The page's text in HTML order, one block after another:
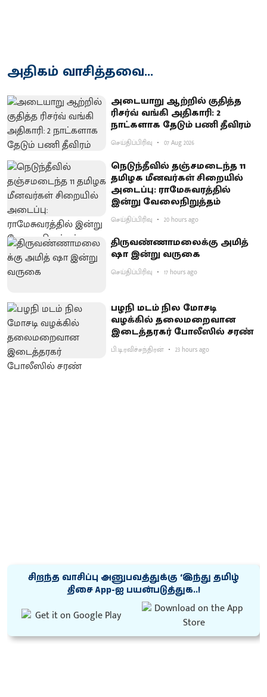
அதிகம் வாசித்தவை...
அடையாறு ஆற்றில் குதித்த
ரிசர்வ் வங்கி அதிகாரி: 2
நாட்களாக தேடும் பணி தீவிரம்
செய்திப்பிரிவு 07 Aug 2026
நெடுந்தீவில் தஞ்சமடைந்த 11
தமிழக மீனவர்கள் சிறையில்
அடைப்பு: ராமேசுவரத்தில்
இன்று வேலைநிறுத்தம்
செய்திப்பிரிவு 20 hours ago
திருவண்ணாமலைக்கு அமித்
ஷா இன்று வருகை
செய்திப்பிரிவு 17 hours ago
பழநி மடம் நில மோசடி
வழக்கில் தலைமறைவான
இடைத்தரகர் போலீஸில் சரண்
பி.டி.ரவிச்சந்திரன் 23 hours ago
சிறந்த வாசிப்பு அனுபவத்துக்கு ‘இந்து தமிழ்
திசை App-ஐ பயன்படுத்துக..!